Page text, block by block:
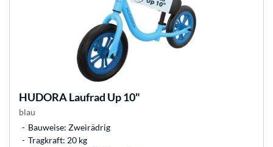
HUDORALaufrad Up 10"
blau
Bauweise: Zweirädrig
Tragkraft: 20 kg